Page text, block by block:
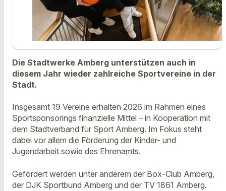
Die Stadtwerke Amberg unterstützen auch in
diesem Jahr wieder zahlreiche Sportvereine in der
Stadt.
Insgesamt 19 Vereine erhalten 2026 im Rahmen eines
Sportsponsorings finanzielle Mittel – in Kooperation mit
dem Stadtverband für Sport Amberg. Im Fokus steht
dabei vor allem die Förderung der Kinder- und
Jugendarbeit sowie des Ehrenamts.
Gefördert werden unter anderem der Box-Club Amberg,
der DJK Sportbund Amberg und der TV 1861 Amberg.